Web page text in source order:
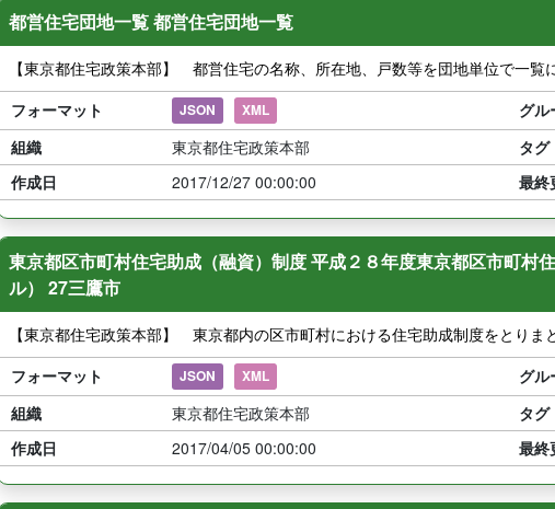
都営住宅団地一覧 都営住宅団地一覧
【東京都住宅政策本部】 都営住宅の名称、所在地、戸数等を団地単位で一覧
フォーマット
JSON XML グル
組織
東京都住宅政策本部
タグ
作成日
2017/12/27 00:00:00 最終
東京都区市町村住宅助成（融資）制度 平成２８年度東京都区市町村
ル） 27三鷹市
【東京都住宅政策本部】 東京都内の区市町村における住宅助成制度をとりま
フォーマット
JSON XML グル
組織
東京都住宅政策本部
タグ
作成日
2017/04/05 00:00:00 最終